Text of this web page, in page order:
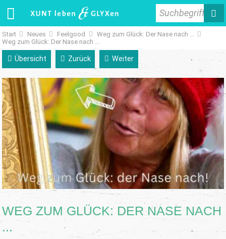
Suchbegriff
Start Neues Feelgood
Weg zum Glück: Der Nase nach ...
Weg zum Glück: Der Nase nach ...
Übersicht Zurück Weiter
WEG ZUM GLÜCK: DER NASE NACH
...